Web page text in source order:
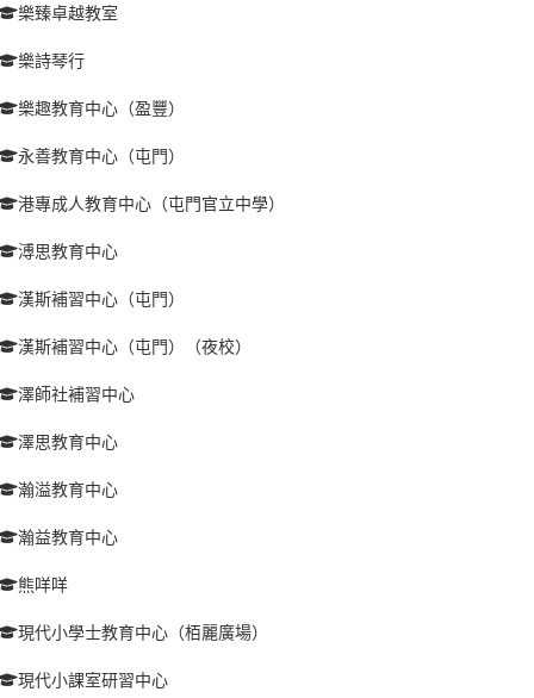
樂臻卓越教室
樂詩琴行
樂趣教育中心（盈豐）
永善教育中心（屯門）
港專成人教育中心（屯門官立中學）
溥思教育中心
漢斯補習中心（屯門）
漢斯補習中心（屯門）（夜校）
澤師社補習中心
澤思教育中心
瀚溢教育中心
瀚益教育中心
熊咩咩
現代小學士教育中心（栢麗廣場）
現代小課室研習中心